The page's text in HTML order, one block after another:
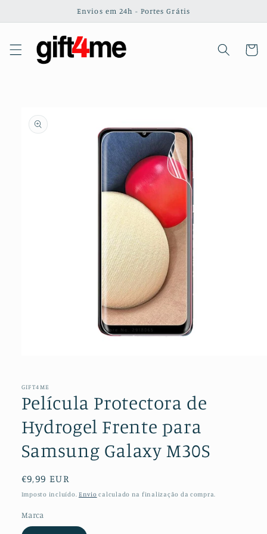
conteúdo
Envios em 24h - Portes Grátis
informação
do produto
1
modal
GIFT4ME
Película Protectora de
Hydrogel Frente para
Samsung Galaxy M30S
Preço
normal
€9,99 EUR
Imposto incluído. Envio calculado na finalização da compra.
Marca